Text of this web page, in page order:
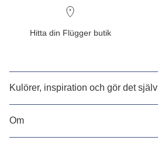
Hitta din Flügger butik
Kulörer, inspiration och gör det själv
Om